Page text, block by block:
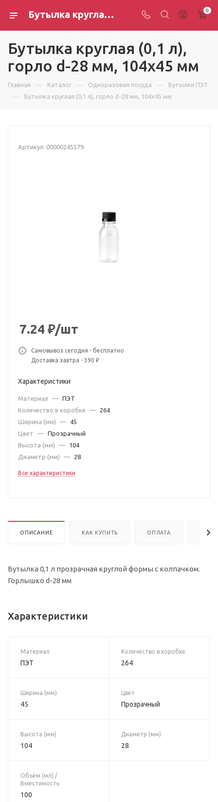
Бутылка круглая (0,1 л), горло d-28 мм, 104х45 мм 0
Бутылка круглая (0,1 л),
горло d-28 мм, 104х45 мм
Главная — Каталог — Одноразовая посуда — Бутылки ПЭТ
— Бутылка круглая (0,1 л), горло d-28 мм, 104х45 мм
Артикул: 00000245579
7.24 ₽/шт
Самовывоз сегодня - бесплатно
Доставка завтра - 390 ₽
Характеристики
Материал — ПЭТ
Количество в коробке
—
264
Ширина (мм)
—
45
Цвет
— Прозрачный
Высота (мм)
—
104
Диаметр (мм)
— 28
Все характеристики
ОПИСАНИЕ КАК КУПИТЬ ОПЛАТА
Бутылка 0,1 л прозрачная круглой формы с колпачком.
Горлышко d-28 мм
Характеристики
Материал
ПЭТ
Количество в коробке
264
Ширина (мм)
45
Цвет
Прозрачный
Высота (мм)
104
Диаметр (мм)
28
Объём (мл) /
Вместимость
100